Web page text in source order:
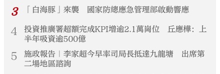
3 「白海豚」來襲 國家防總應急管理部啟動響應
4
投資推廣署超額完成KPI增逾2.1萬崗位 丘應樺：上
半年吸資逾500億
5
施政報告｜李家超今早率司局長抵達九龍塘 出席第
二場地區諮詢